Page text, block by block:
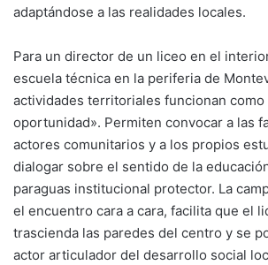
adaptándose a las realidades locales.
Para un director de un liceo en el
escuela técnica en la periferia de
actividades territoriales funcionan como
oportunidad». Permiten convocar a las
actores comunitarios y a los propios
dialogar sobre el sentido de la
paraguas institucional protector. La
el encuentro cara a cara, facilita que el
trascienda las paredes del centro y se
actor articulador del desarrollo social